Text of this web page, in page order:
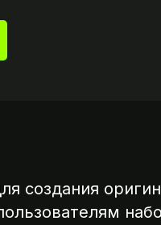
создания